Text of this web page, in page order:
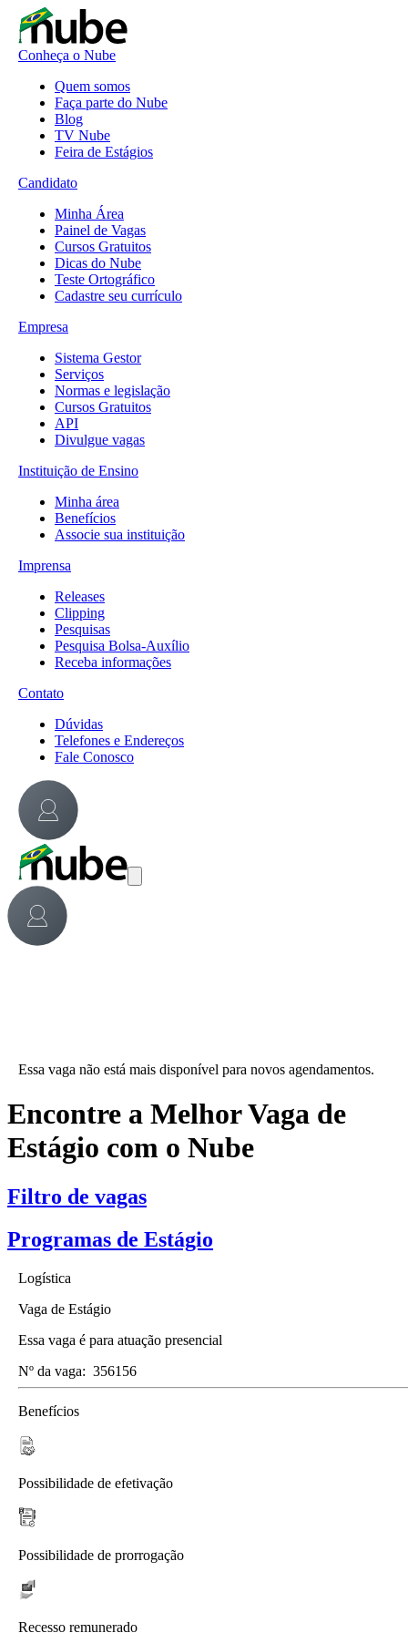
Conheça o Nube
Quem somos
Faça parte do Nube
Blog
TV Nube
Feira de Estágios
Candidato
Minha Área
Painel de Vagas
Cursos Gratuitos
Dicas do Nube
Teste Ortográfico
Cadastre seu currículo
Empresa
Sistema Gestor
Serviços
Normas e legislação
Cursos Gratuitos
API
Divulgue vagas
Instituição de Ensino
Minha área
Benefícios
Associe sua instituição
Imprensa
Releases
Clipping
Pesquisas
Pesquisa Bolsa-Auxílio
Receba informações
Contato
Dúvidas
Telefones e Endereços
Fale Conosco
Essa vaga não está mais disponível para novos agendamentos.
Encontre a Melhor Vaga de
Estágio com o Nube
Filtro de vagas
Programas de Estágio
Logística
Vaga de Estágio
Essa vaga é para atuação presencial
Nº da vaga: 356156
Benefícios
Possibilidade de efetivação
Possibilidade de prorrogação
Recesso remunerado